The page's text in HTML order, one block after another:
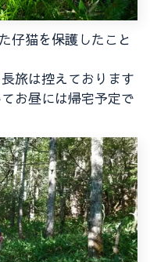
仔猫を保護したこと
旅は控えております
お昼には帰宅予定で